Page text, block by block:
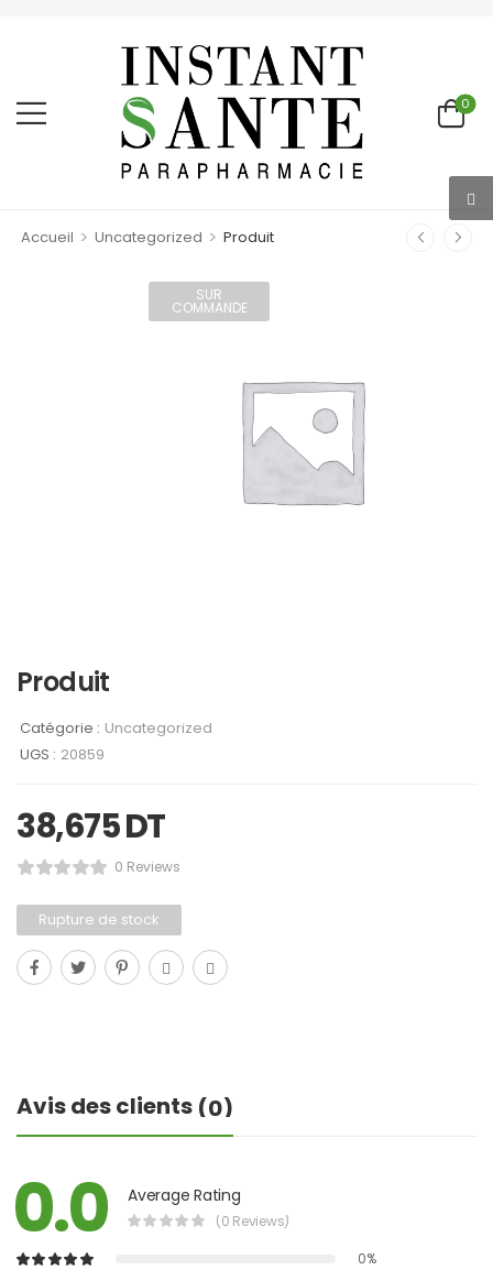
0
Accueil > Uncategorized > Produit
SUR
COMMANDE
Produit
Catégorie : Uncategorized
UGS : 20859
38,675DT
0 Reviews
Rupture de stock
Avis des clients (0)
0.0 Average Rating
(0 Reviews)
0%